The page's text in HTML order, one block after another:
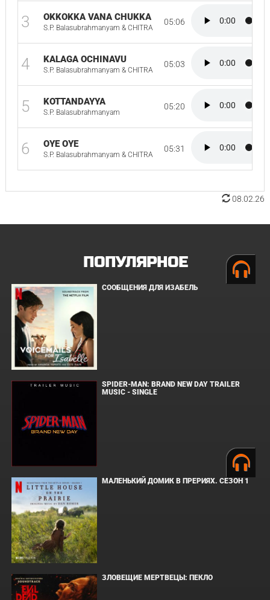
3 OKKOKKA VANA CHUKKA
S.P. Balasubrahmanyam & CHITRA
05:06
4 KALAGA OCHINAVU
S.P. Balasubrahmanyam & CHITRA
05:03
5 KOTTANDAYYA
S.P. Balasubrahmanyam
05:20
6 OYE OYE
S.P. Balasubrahmanyam & CHITRA
05:31
08.02.26
ПОПУЛЯРНОЕ
СООБЩЕНИЯ ДЛЯ ИЗАБЕЛЬ
SPIDER-MAN: BRAND NEW DAY TRAILER
MUSIC - SINGLE
МАЛЕНЬКИЙ ДОМИК В ПРЕРИЯХ. СЕЗОН 1
ЗЛОВЕЩИЕ МЕРТВЕЦЫ: ПЕКЛО